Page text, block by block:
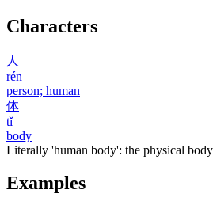
Characters
人
rén
person; human
体
tǐ
body
Literally 'human body': the physical
Examples